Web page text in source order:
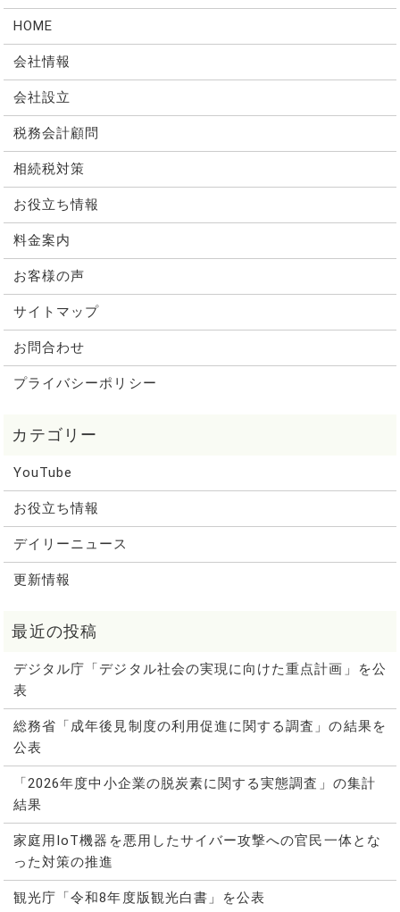
HOME
会社情報
会社設立
税務会計顧問
相続税対策
お役立ち情報
料金案内
お客様の声
サイトマップ
お問合わせ
プライバシーポリシー
YouTube
お役立ち情報
デイリーニュース
更新情報
デジタル庁「デジタル社会の実現に向けた重点計画」を公
表
総務省「成年後見制度の利用促進に関する調査」の結果を
公表
「2026年度中小企業の脱炭素に関する実態調査」の集計
結果
家庭用IoT機器を悪用したサイバー攻撃への官民一体とな
った対策の推進
観光庁「令和8年度版観光白書」を公表